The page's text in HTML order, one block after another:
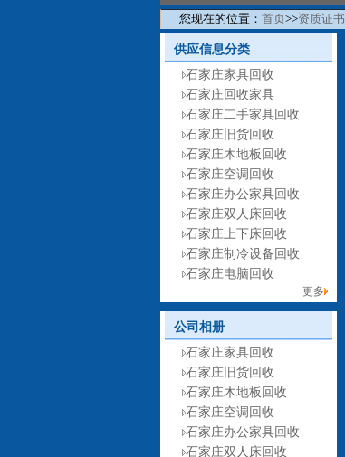
您现在的位置： 首页>>资质证书
供应信息分类
石家庄家具回收
石家庄回收家具
石家庄二手家具回收
石家庄旧货回收
石家庄木地板回收
石家庄空调回收
石家庄办公家具回收
石家庄双人床回收
石家庄上下床回收
石家庄制冷设备回收
石家庄电脑回收
更多
公司相册
石家庄家具回收
石家庄旧货回收
石家庄木地板回收
石家庄空调回收
石家庄办公家具回收
石家庄双人床回收